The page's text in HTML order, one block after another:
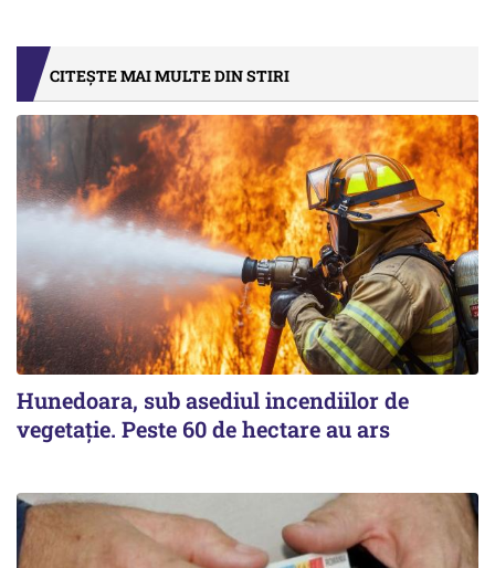
CITEȘTE MAI MULTE DIN STIRI
Hunedoara, sub asediul incendiilor de
vegetație. Peste 60 de hectare au ars